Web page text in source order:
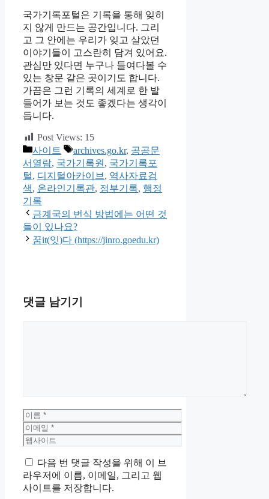
국가기록포털은 기록을 통해 잊히
지 않게 만드는 공간입니다. 그리
고 그 안에는 우리가 잊고 살았던
이야기들이 고스란히 담겨 있어요.
관심만 있다면 누구나 들여다볼 수
있는 창문 같은 곳이기도 합니다.
가끔은 그런 기록의 세계로 한 발
들어가 보는 것도 좋겠다는 생각이
듭니다.
Post Views: 15
카
테
고
리
사이트
태
그
archives.go.kr, 공공문
서열람, 국가기록원, 국가기록포
털, 디지털아카이브, 역사자료검
색, 온라인기록관, 정부기록, 행정
기록
금계국의 번식 방법에는 어떤 것
들이 있나요?
꿈it(잇)다 (https://jinro.goedu.kr)
댓글 남기기
이
름
이
메
웹
이
트
다음 번 댓글 작성을 위해 이 브
라우저에 이름, 이메일, 그리고 웹
사이트를 저장합니다.